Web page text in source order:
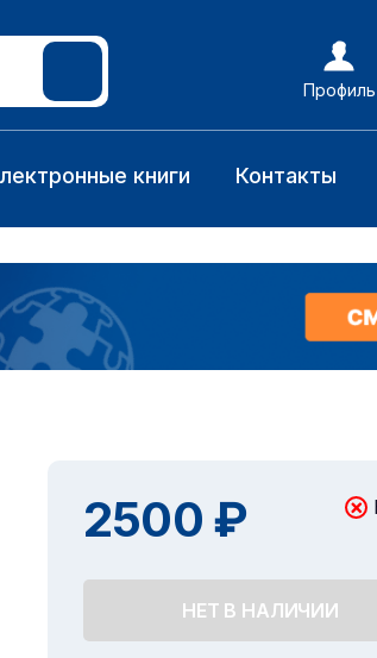
Профиль
книги Контакты
2500 ₽
НЕТ В НАЛИЧИИ